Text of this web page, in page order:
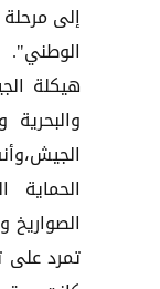
إلى
الوطني".
هيكلة
الحماية
الصواريخ
تمرد على